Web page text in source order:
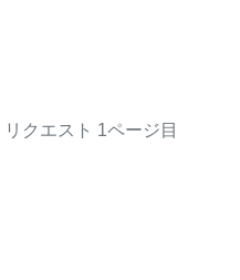
リクエスト 1ページ目